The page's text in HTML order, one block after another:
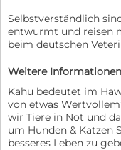
Selbstverständlich
entwurmt und reisen
beim deutschen
Weitere Informationen
Kahu bedeutet im
von etwas
wir Tiere in Not und
um Hunden & Katzen
besseres Leben zu